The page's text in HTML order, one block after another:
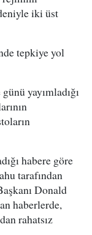
iki üst
tepkiye yol
yayımladığı
habere göre
tarafından
Donald
haberlerde,
rahatsız